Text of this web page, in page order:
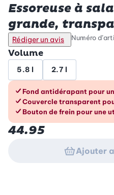
Essoreuse à
grande,
Rédiger un avis Numéro
Volume
5.8 l 2.7 l
Les avantages
Fond antidérapant pour
Couvercle transparent
Bouton de frein pour une
44.95
Ajouter